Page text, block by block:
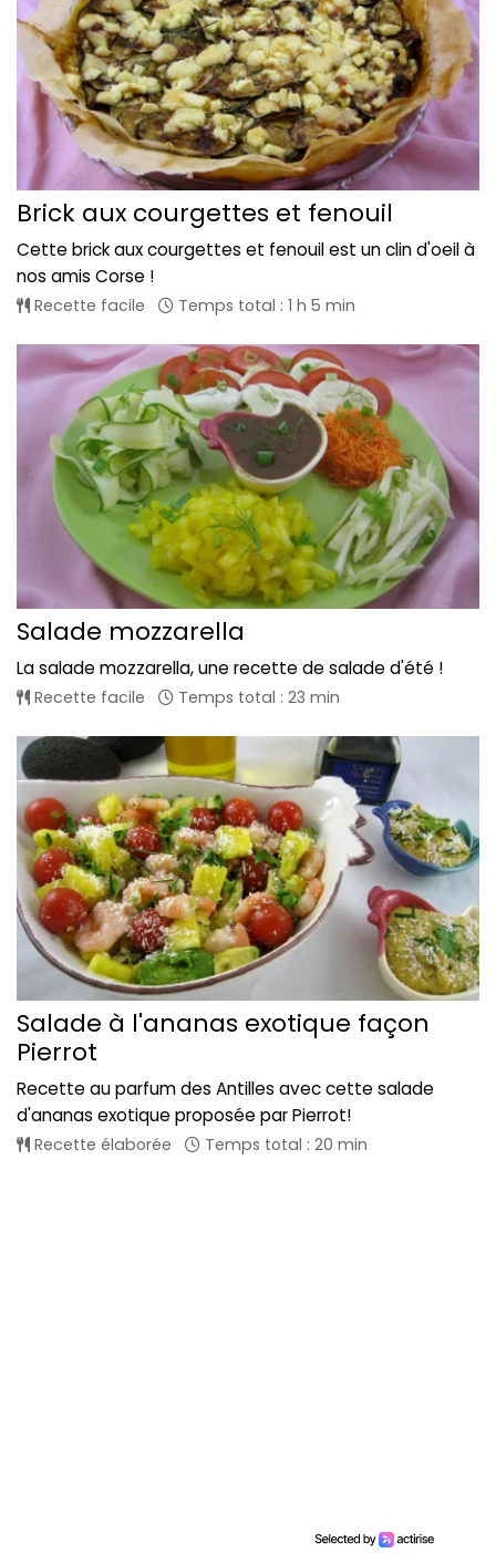
Brick aux courgettes et fenouil
Cette brick aux courgettes et fenouil est un clin d'oeil à
nos amis Corse !
Recette facile Temps total : 1 h 5 min
Salade mozzarella
La salade mozzarella, une recette de salade d'été !
Recette facile Temps total : 23 min
Salade à l'ananas exotique façon
Pierrot
Recette au parfum des Antilles avec cette salade
d'ananas exotique proposée par Pierrot!
Recette élaborée Temps total : 20 min